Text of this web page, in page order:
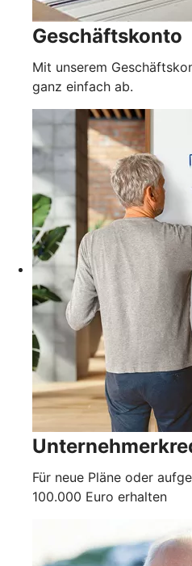
Geschäftskonto
Mit unserem
ganz einfach ab.
Für neue Pläne oder
100.000 Euro erhalten